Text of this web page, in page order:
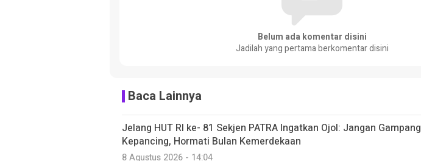
Belum ada komentar disini
Jadilah yang pertama berkomentar disini
Baca Lainnya
Jelang HUT RI ke- 81 Sekjen PATRA Ingatkan Ojol: Jangan Gampang
Kepancing, Hormati Bulan Kemerdekaan
8 Agustus 2026 - 14:04